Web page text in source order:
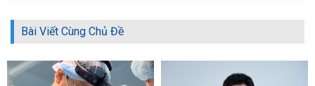
Bài Viết Cùng Chủ Đề